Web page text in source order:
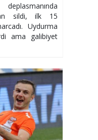
sildi, ilk 15
Uydurma
ama galibiyet